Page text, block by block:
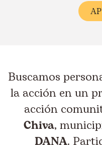
Buscamos
la acción en un
acción
Chiva,